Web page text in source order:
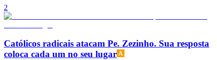
2
Católicos radicais atacam Pe. Zezinho. Sua resposta
coloca cada um no seu lugar